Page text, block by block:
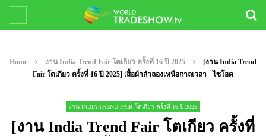
Home งาน India Trend Fair โตเกียว ครั้งที่ 16 ปี 2025
[งาน India Trend
Fair โตเกียว ครั้งที่ 16 ปี 2025] เสื้อผ้าลำลองเหนือกาลเวลา - ไซโอด
งาน INDIA TREND FAIR โตเกียว ครั้งที่ 16 ปี 2025
[งาน India Trend Fair โตเกียว ครั้งที่